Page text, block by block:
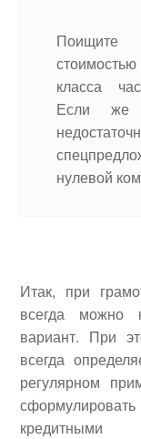
Поищите
класса
Если же
нулевой
Итак, при
всегда можно
вариант. При
всегда
регулярном
кредитными